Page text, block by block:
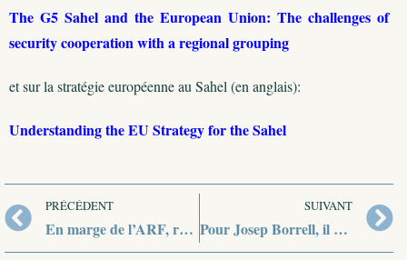
The G5 Sahel and the European Union: The challenges of
security cooperation with a regional grouping
et sur la stratégie européenne au Sahel (en anglais):
Understanding the EU Strategy for the Sahel
PRÉCÉDENT
En marge de l’ARF, rencontre entre l’ASEAN et l’UE
SUIVANT
Pour Josep Borrell, il est temps de renforcer les liens entre l’UE et l’ASEAN